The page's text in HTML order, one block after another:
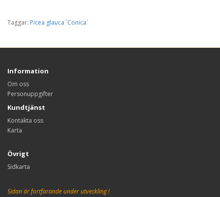
Taggar: Picea glauca `Conica`
Information
Om oss
Personuppgifter
Kundtjänst
Kontakta oss
Karta
Övrigt
Sidkarta
Sidan är fortfarande under utveckling !